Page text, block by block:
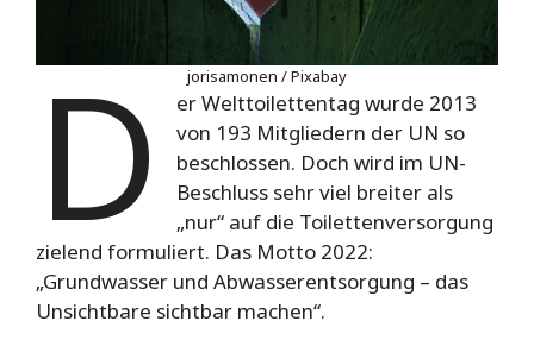
jorisamonen / Pixabay
D
er Welttoilettentag wurde 2013
von 193 Mitgliedern der UN so
beschlossen. Doch wird im UN-
Beschluss sehr viel breiter als
„nur“ auf die Toilettenversorgung
zielend formuliert. Das Motto 2022:
„Grundwasser und Abwasserentsorgung – das
Unsichtbare sichtbar machen“.